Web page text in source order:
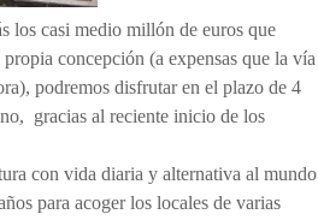
los casi medio millón de euros que
concepción (a expensas que la vía
podremos disfrutar en el plazo de 4
gracias al reciente inicio de los
con vida diaria y alternativa al mundo
para acoger los locales de varias